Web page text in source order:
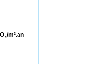
2/m2.an